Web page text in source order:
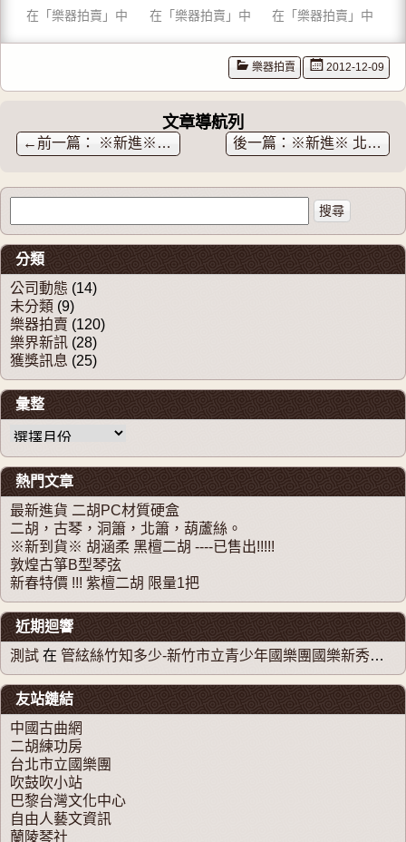
胡 (新竹
百宣民
在「樂器拍賣」中
出!!!!!
在「樂器拍賣」中
已出售
在「樂器拍賣」中
樂器拍賣 2012-12-09
文章導航列
← ※新進※二胡ANDREA義大利松香 ※新進※ 北京王小迪師傅製 「特殊處理」無節紅竹二胡弓
分類
公司動態 (14)
未分類 (9)
樂器拍賣 (120)
樂界新訊 (28)
獲獎訊息 (25)
彙整
彙整
熱門文章
最新進貨 二胡PC材質硬盒
二胡，古琴，洞簫，北簫，葫蘆絲。
※新到貨※ 胡涵柔 黑檀二胡 ----已售出!!!!!
敦煌古箏B型琴弦
新春特價 !!! 紫檀二胡 限量1把
近期迴響
測試 在 管絃絲竹知多少-新竹市立青少年國樂團國樂新秀系列音樂會
友站鏈結
中國古曲網
二胡練功房
台北市立國樂團
吹鼓吹小站
巴黎台灣文化中心
自由人藝文資訊
蘭陵琴社